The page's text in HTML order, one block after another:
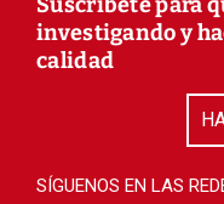
investigando y
calidad
SÍGUENOS EN LAS